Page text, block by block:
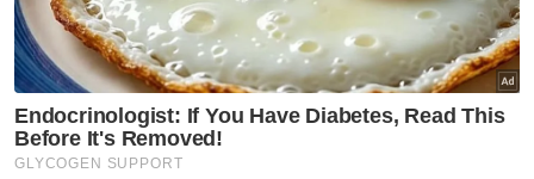
dibangunkan hanya perlu semudah meminta
penamatan bersama tanpa kompensasi dan
kemudiannya bebas memasuki kelab lain
untuk meraih manfaat lebih tinggi," kata
kenyataan itu lagi.